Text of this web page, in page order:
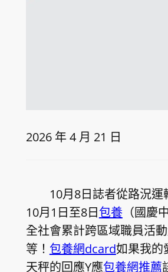
2026 年 4 月 21 日
10月8日誌者從路況運
10月1日至8日包養（國慶
全社會累計跨區域職員活
等！ 包養網dcard如果我的
天秤的回應Y應包養網推薦